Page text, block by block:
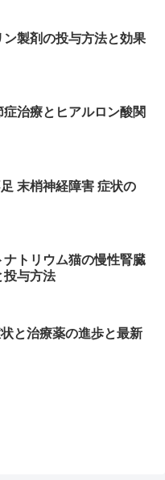
ン製剤の投与方法と効果
治療とヒアルロン酸関
末梢神経障害 症状の
ナトリウム猫の慢性腎臓
投与方法
と治療薬の進歩と最新